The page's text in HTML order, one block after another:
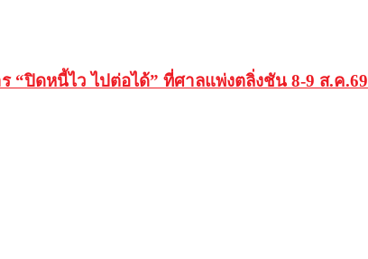
“ปิดหนี้ไว ไปต่อได้” ที่ศาลแพ่งตลิ่งชัน 8-9 ส.ค.69